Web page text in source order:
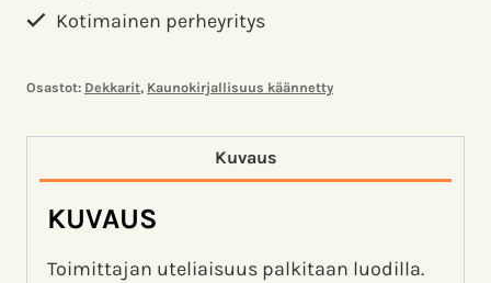
Kotimainen perheyritys
Osastot: Dekkarit, Kaunokirjallisuus käännetty
Kuvaus
KUVAUS
Toimittajan uteliaisuus palkitaan luodilla.